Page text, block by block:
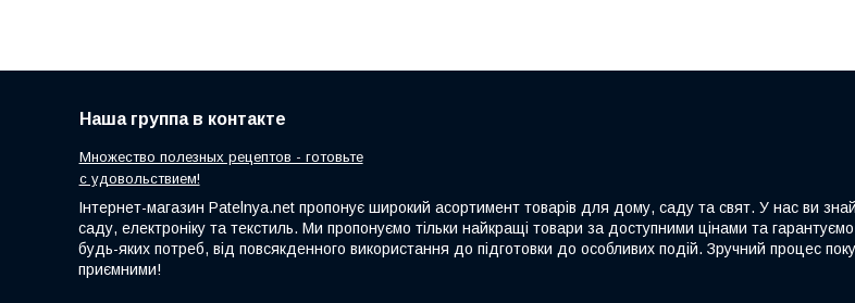
Наша группа в контакте
Множество полезных рецептов - готовьте
с удовольствием!
Інтернет-магазин Patelnya.net пропонує широкий асортимент товарів для дому, саду та свят. У нас ви
саду, електроніку та текстиль. Ми пропонуємо тільки найкращі товари за доступними цінами та
будь-яких потреб, від повсякденного використання до підготовки до особливих подій. Зручний процес
приємними!